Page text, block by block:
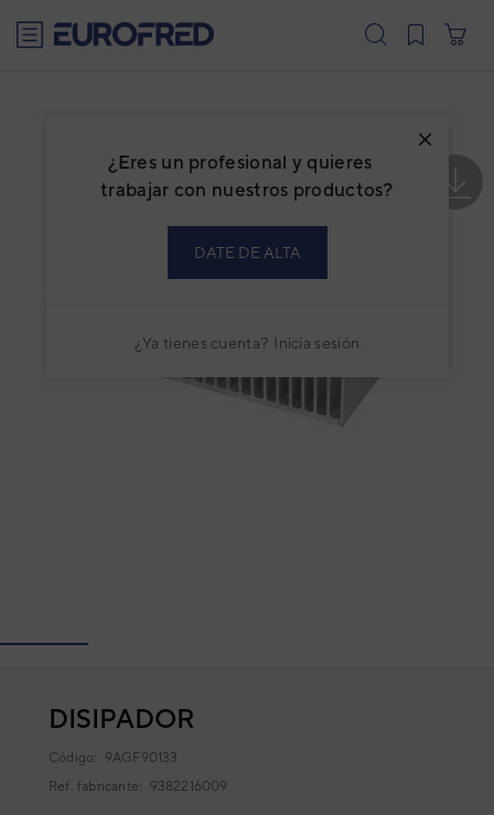
¿Eres un profesional y quieres
trabajar con nuestros productos?
DATE DE ALTA
¿Ya tienes cuenta? Inicia sesión
DISIPADOR
Código: 9AGF90133
Ref. fabricante: 9382216009